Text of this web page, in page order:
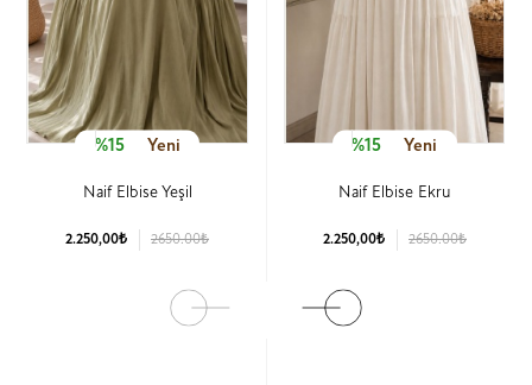
%15 Yeni
Naif Elbise Yeşil
2.250,00₺ 2650.00₺
%15 Yeni
Naif Elbise Ekru
2.250,00₺ 2650.00₺